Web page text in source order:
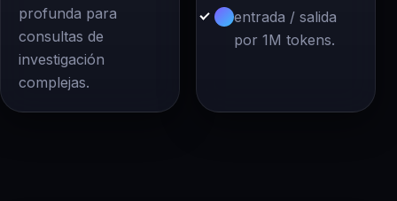
profunda para
consultas de
investigación
complejas.
entrada / salida
por 1M tokens.